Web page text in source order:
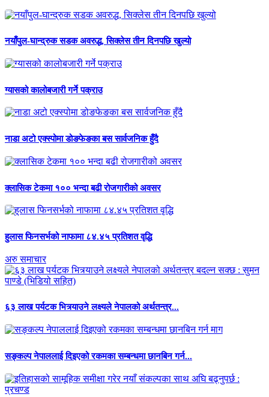
नयाँपुल-घान्द्रुक सडक अवरुद्ध, सिक्लेस तीन दिनपछि खुल्यो
ग्यासको कालोबजारी गर्ने पक्राउ
नाडा अटो एक्स्पोमा डोङफेङका बस सार्वजनिक हुँदै
क्लासिक टेकमा १०० भन्दा बढी रोजगारीको अवसर
हुलास फिनसर्भको नाफामा ८४.४५ प्रतिशत वृद्धि
अरु समाचार
६३ लाख पर्यटक भित्र्याउने लक्ष्यले नेपालको अर्थतन्त्र...
सङ्कल्प नेपाललाई दिइएको रकमका सम्बन्धमा छानबिन गर्न...